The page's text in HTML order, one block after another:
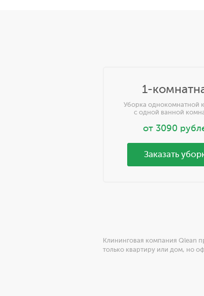
1-
Уборка однокомнатной
с одной ванной
от 3090
Заказать
Клининговая компания Qlean
только квартиру или дом, но